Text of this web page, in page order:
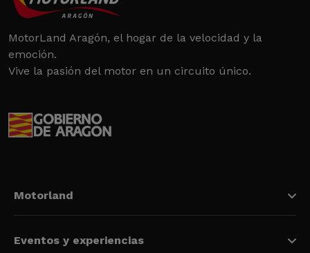
MotorLand Aragón, el hogar de la velocidad y la
emoción.
Vive la pasión del motor en un circuito único.
Motorland
Eventos y experiencias